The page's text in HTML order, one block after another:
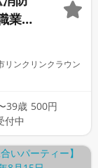
業の
る
リンクリンクラウン
39歳 500円
中